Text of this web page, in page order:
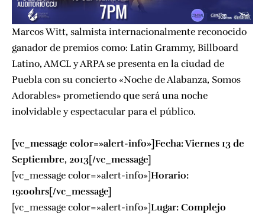
Marcos Witt, salmista internacionalmente reconocido
ganador de premios como: Latin Grammy, Billboard
Latino, AMCL y ARPA se presenta en la ciudad de
Puebla con su concierto «Noche de Alabanza, Somos
Adorables» prometiendo que será una noche
inolvidable y espectacular para el público.
[vc_message color=»alert-info»]Fecha: Viernes 13 de
Septiembre, 2013[/vc_message]
[vc_message color=»alert-info»]Horario:
19:00hrs[/vc_message]
[vc_message color=»alert-info»]Lugar: Complejo